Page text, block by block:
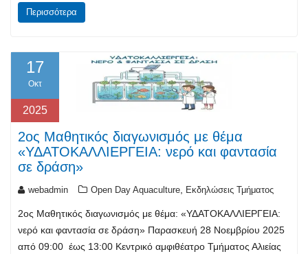
Περισσότερα
17
Οκτ
2025
2ος Μαθητικός διαγωνισμός με θέμα
«ΥΔΑΤΟΚΑΛΛIΕΡΓΕΙΑ: νερό και φαντασία
σε δράση»
webadmin Open Day Aquaculture Εκδηλώσεις Τμήματος
2ος Μαθητικός διαγωνισμός με θέμα: «ΥΔΑΤΟΚΑΛΛIΕΡΓΕΙΑ:
νερό και φαντασία σε δράση» Παρασκευή 28 Νοεμβρίου 2025
από 09:00 έως 13:00 Κεντρικό αμφιθέατρο Τμήματος Αλιείας